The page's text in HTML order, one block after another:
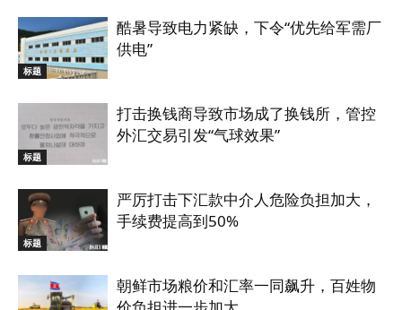
标题
酷暑导致电力紧缺，下令“优先给军需厂
供电”
标题
打击换钱商导致市场成了换钱所，管控
外汇交易引发“气球效果”
标题
严厉打击下汇款中介人危险负担加大，
手续费提高到50%
朝鲜市场粮价和汇率一同飙升，百姓物